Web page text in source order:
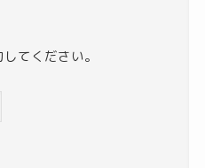
てください。